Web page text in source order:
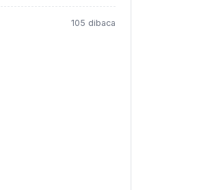
105 dibaca